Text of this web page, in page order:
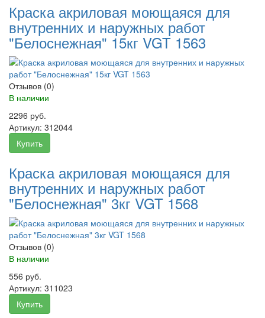
Краска акриловая моющаяся для
внутренних и наружных работ
"Белоснежная" 15кг VGT 1563
Отзывов (0)
В наличии
2296 руб.
Артикул: 312044
Купить
Краска акриловая моющаяся для
внутренних и наружных работ
"Белоснежная" 3кг VGT 1568
Отзывов (0)
В наличии
556 руб.
Артикул: 311023
Купить